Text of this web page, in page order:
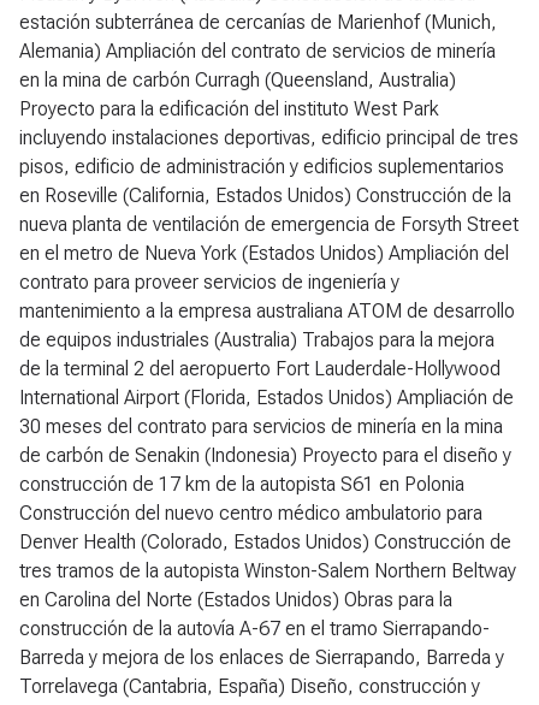
estación subterránea de cercanías de Marienhof (Munich,
Alemania) Ampliación del contrato de servicios de minería
en la mina de carbón Curragh (Queensland, Australia)
Proyecto para la edificación del instituto West Park
incluyendo instalaciones deportivas, edificio principal de tres
pisos, edificio de administración y edificios suplementarios
en Roseville (California, Estados Unidos) Construcción de la
nueva planta de ventilación de emergencia de Forsyth Street
en el metro de Nueva York (Estados Unidos) Ampliación del
contrato para proveer servicios de ingeniería y
mantenimiento a la empresa australiana ATOM de desarrollo
de equipos industriales (Australia) Trabajos para la mejora
de la terminal 2 del aeropuerto Fort Lauderdale-Hollywood
International Airport (Florida, Estados Unidos) Ampliación de
30 meses del contrato para servicios de minería en la mina
de carbón de Senakin (Indonesia) Proyecto para el diseño y
construcción de 17 km de la autopista S61 en Polonia
Construcción del nuevo centro médico ambulatorio para
Denver Health (Colorado, Estados Unidos) Construcción de
tres tramos de la autopista Winston-Salem Northern Beltway
en Carolina del Norte (Estados Unidos) Obras para la
construcción de la autovía A-67 en el tramo Sierrapando-
Barreda y mejora de los enlaces de Sierrapando, Barreda y
Torrelavega (Cantabria, España) Diseño, construcción y